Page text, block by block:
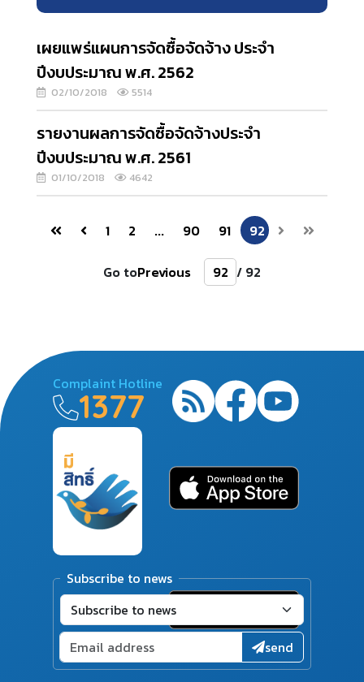
เผยแพร่แผนการจัดซื้อจัดจ้าง ประจำ
ปีงบประมาณ พ.ศ. 2562
02/10/2018 5514
รายงานผลการจัดซื้อจัดจ้างประจำ
ปีงบประมาณ พ.ศ. 2561
01/10/2018 4642
1 2 ... 90 91 92
Go toPrevious / 92
Complaint Hotline
1377
Subscribe to news
send